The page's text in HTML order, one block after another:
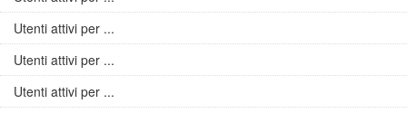
Utenti attivi per ...
Utenti attivi per ...
Utenti attivi per ...